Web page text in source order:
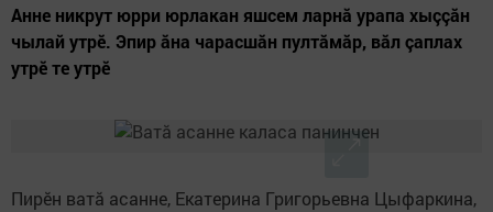
Анне никрут юрри юрлакан яшсем ларнă урапа хыççăн
чылай утрӗ. Эпир ăна чарасшăн пултăмăр, вăл çаплах
утрӗ те утрӗ
Пирӗн ватă асанне, Екатерина Григорьевна Цыфаркина,